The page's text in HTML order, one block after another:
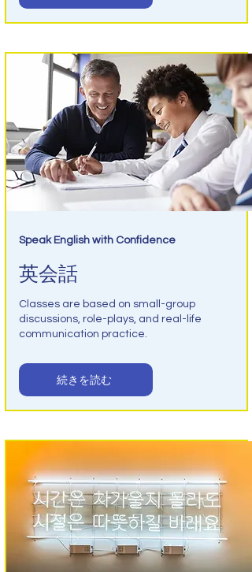
Speak English with Confidence
英会話
Classes are based on small-group
discussions, role-plays, and real-life
communication practice.
続きを読む